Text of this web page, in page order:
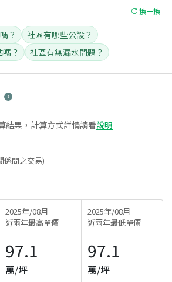
換一換
？
社區有哪些公設？
？
社區有無漏水問題？
結果，計算方式詳情請看說明
係間之交易)
2025年/08月
近兩年最高單價
97.1
萬/坪
2025年/08月
近兩年最低單價
97.1
萬/坪